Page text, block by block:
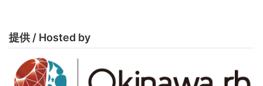
提供 / Hosted by